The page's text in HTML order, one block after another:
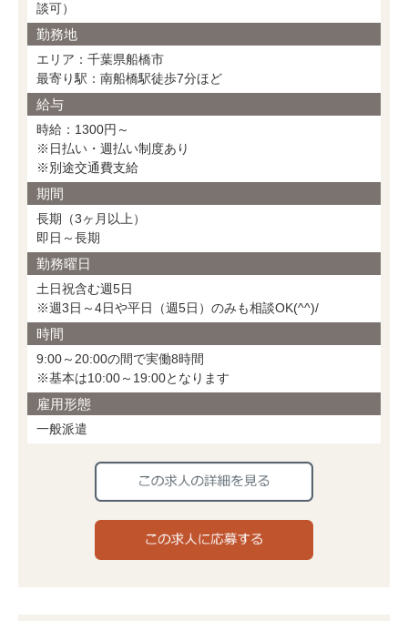
談可）
勤務地
エリア：千葉県船橋市
最寄り駅：南船橋駅徒歩7分ほど
給与
時給：1300円～
※日払い・週払い制度あり
※別途交通費支給
期間
長期（3ヶ月以上）
即日～長期
勤務曜日
土日祝含む週5日
※週3日～4日や平日（週5日）のみも相談OK(^^)/
時間
9:00～20:00の間で実働8時間
※基本は10:00～19:00となります
雇用形態
一般派遣